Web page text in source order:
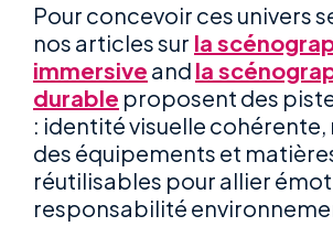
Pour concevoir ces univers
nos articles sur la
immersive and la
durable proposent des
: identité visuelle
des équipements et
réutilisables pour allier
responsabilité